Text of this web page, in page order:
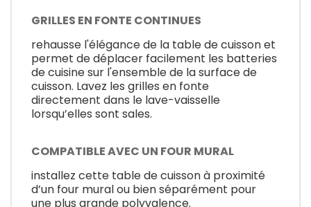
GRILLES EN FONTE CONTINUES
rehausse l'élégance de la table de cuisson et
permet de déplacer facilement les batteries
de cuisine sur l'ensemble de la surface de
cuisson. Lavez les grilles en fonte
directement dans le lave-vaisselle
lorsqu’elles sont sales.
COMPATIBLE AVEC UN FOUR MURAL
installez cette table de cuisson à proximité
d’un four mural ou bien séparément pour
une plus grande polyvalence.